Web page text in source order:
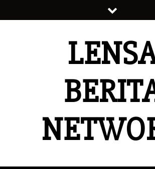
to